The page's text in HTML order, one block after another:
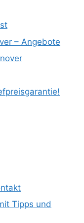
– Angebote
Tipps und